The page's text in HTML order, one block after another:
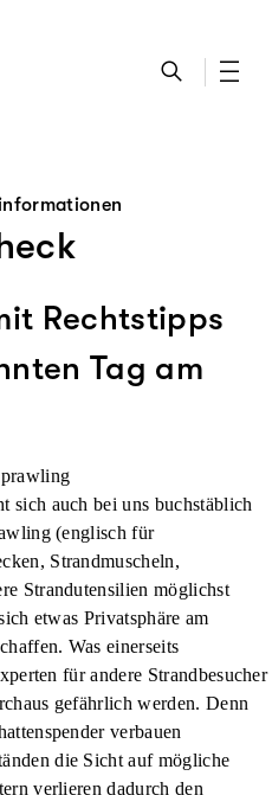
Rechtstipps
Tag am
sich auch bei uns buchstäblich
(englisch für
Strandmuscheln,
Strandutensilien möglichst
etwas Privatsphäre am
Was einerseits
für andere Strandbesucher
gefährlich werden. Denn
verbauen
die Sicht auf mögliche
verlieren dadurch den